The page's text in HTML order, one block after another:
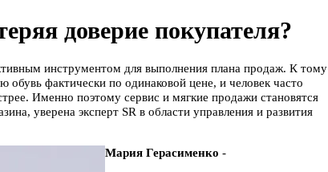
доверие покупателя?
инструментом для выполнения плана продаж. К тому
фактически по одинаковой цене, и человек часто
Именно поэтому сервис и мягкие продажи становятся
уверена эксперт SR в области управления и развития
Мария Герасименко -